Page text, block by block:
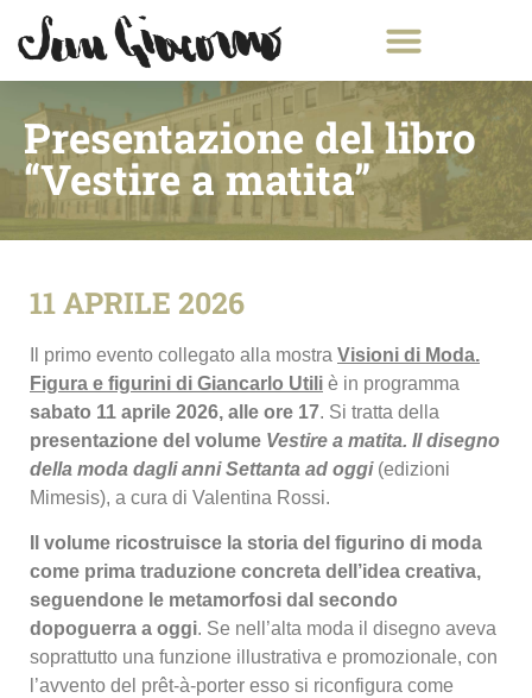
Presentazione del libro
“Vestire a matita”
11 APRILE 2026
Il primo evento collegato alla mostra Visioni di Moda.
Figura e figurini di Giancarlo Utili è in programma
sabato 11 aprile 2026, alle ore 17. Si tratta della
presentazione del volume Vestire a matita. Il disegno
della moda dagli anni Settanta ad oggi(edizioni
Mimesis), a cura di Valentina Rossi.
Il volume ricostruisce la storia del figurino di moda
come prima traduzione concreta dell’idea creativa,
seguendone le metamorfosi dal secondo
dopoguerra a oggi. Se nell’alta moda il disegno aveva
soprattutto una funzione illustrativa e promozionale, con
l’avvento del prêt-à-porter esso si riconfigura come